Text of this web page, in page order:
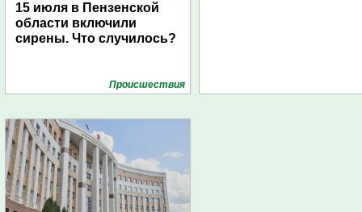
15 июля в Пензенской
области включили
сирены. Что случилось?
Проиcшествия